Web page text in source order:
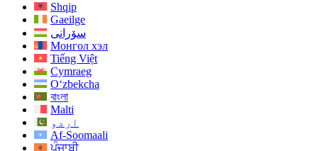
Shqip
Gaeilge
سۆرانی
Монгол хэл
Tiếng Việt
Cymraeg
O‘zbekcha
বাংলা
Malti
اردو
Af-Soomaali
ਪੰਜਾਬੀ